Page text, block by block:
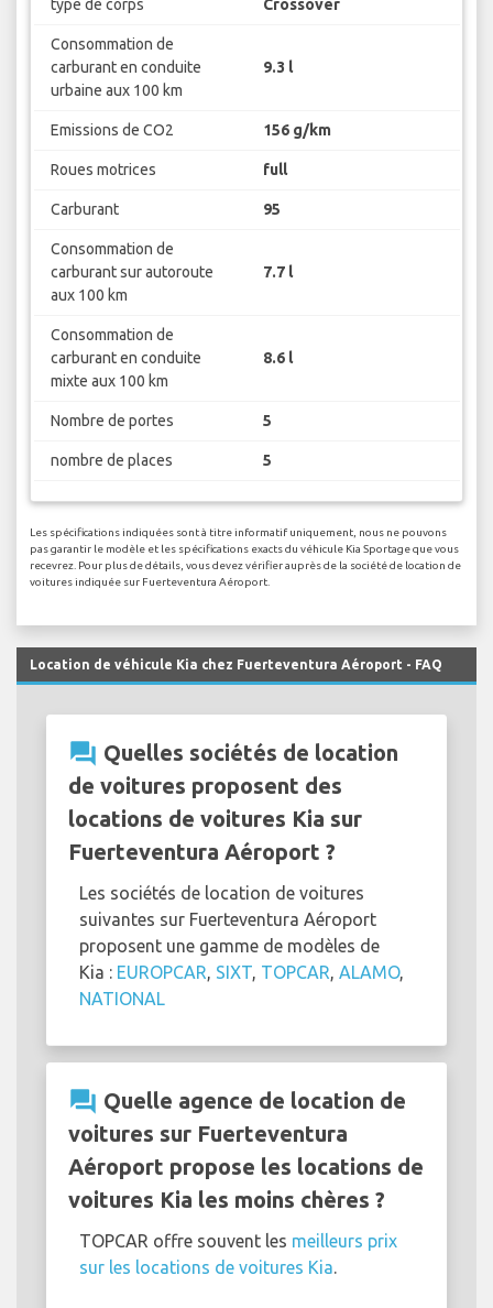
type de corps Crossover
Consommation de
carburant en conduite
urbaine aux 100 km
9.3 l
Emissions de CO2 156 g/km
Roues motrices full
Carburant 95
Consommation de
carburant sur autoroute
aux 100 km
7.7 l
Consommation de
carburant en conduite
mixte aux 100 km
8.6 l
Nombre de portes 5
nombre de places 5
Les spécifications indiquées sont à titre informatif uniquement, nous ne pouvons
pas garantir le modèle et les spécifications exacts du véhicule Kia Sportage que vous
recevrez. Pour plus de détails, vous devez vérifier auprès de la société de location de
voitures indiquée sur Fuerteventura Aéroport.
Location de véhicule Kia chez Fuerteventura Aéroport - FAQ
question_answer Quelles sociétés de location
de voitures proposent des
locations de voitures Kia sur
Fuerteventura Aéroport ?
Les sociétés de location de voitures
suivantes sur Fuerteventura Aéroport
proposent une gamme de modèles de
Kia : EUROPCAR SIXT TOPCAR ALAMO,
NATIONAL
question_answer Quelle agence de location de
voitures sur Fuerteventura
Aéroport propose les locations de
voitures Kia les moins chères ?
TOPCAR offre souvent les meilleurs prix
sur les locations de voitures Kia